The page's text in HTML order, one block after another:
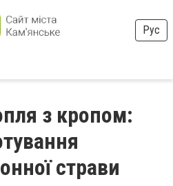
Рус
з кропом:
страви